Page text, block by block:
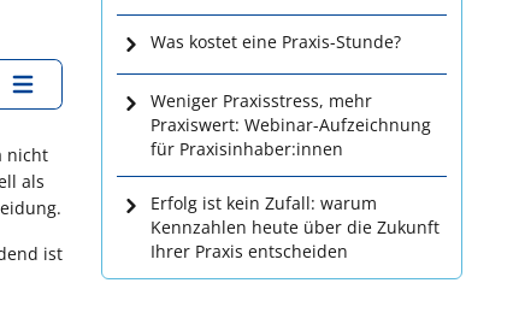
nicht
als
ist
Was kostet eine Praxis-Stunde?
Weniger Praxisstress, mehr
Praxiswert: Webinar-Aufzeichnung
für Praxisinhaber:innen
Erfolg ist kein Zufall: warum
Kennzahlen heute über die Zukunft
Ihrer Praxis entscheiden